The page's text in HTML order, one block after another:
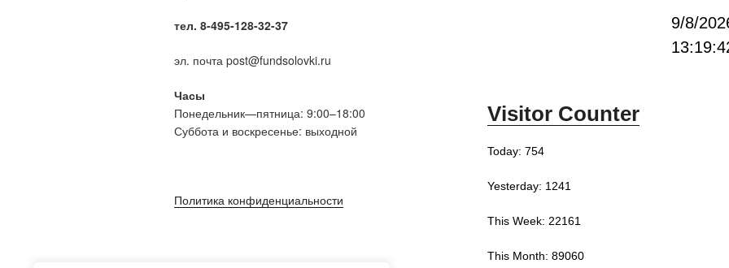
тел. 8-495-128-32-37
эл. почта post@fundsolovki.ru
Часы
Понедельник—пятница: 9:00–18:00
Суббота и воскресенье: выходной
Политика конфиденциальности
9/8/
Visitor Counter
Today: 754
Yesterday: 1241
This Week: 22161
This Month: 89060